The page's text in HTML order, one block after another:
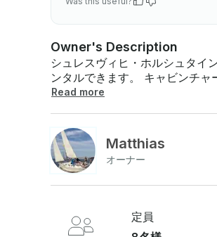
Owner's Description
シュレスヴィヒ・ホルシュタイ
ンタルできます。 キャビンチャーターはお一人様590ユーロから シーズン 01 27.03.2021 —
07.05.2021 1.890,00€ シーズン 02 08.05.2021-18.06.2021 1.990,00€ シーズン 03 19.06.2021
125,00€ ガス料金 (週当たり): 20.00ユーロ (必須) リクエストに応じて一晩滞在することはありま
すか？50.00€ アウトボード/週（要リクエスト）75,00€ 週あたりのディンギー（要リクエスト）
75,00€ ベッドリネン、タオル、バスタオル（要リクエスト）1人あたりの金メッキ料金 30.00€ ご
Read more
Matthias
オーナー
定員